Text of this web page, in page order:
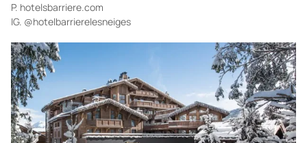
P. hotelsbarriere.com
IG. @hotelbarrierelesneiges